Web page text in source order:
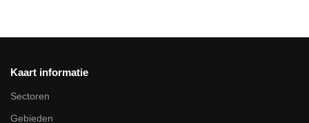
Kaart informatie
Sectoren
Gebieden